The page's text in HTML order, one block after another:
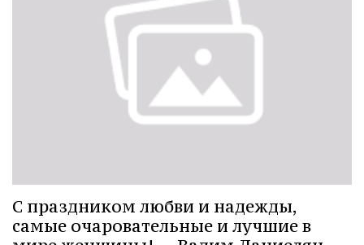
С праздником любви и надежды,
самые очаровательные и лучшие в